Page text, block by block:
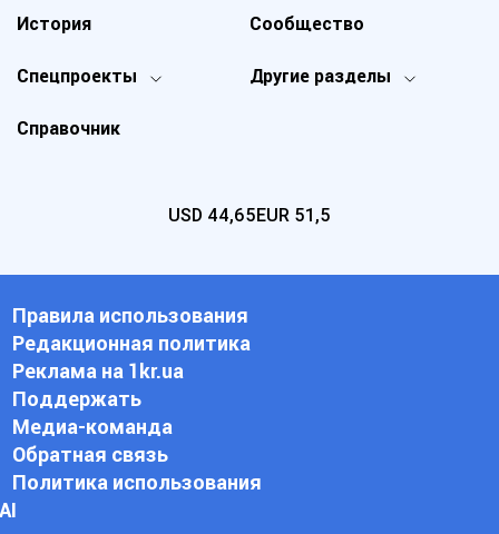
Спецпроекты Другие разделы
История
Справочник
Сообщество
USD 44,65EUR 51,5
Правила использования
Редакционная политика
Реклама на 1kr.ua
Поддержать
Медиа-команда
Обратная связь
Политика использования
АI